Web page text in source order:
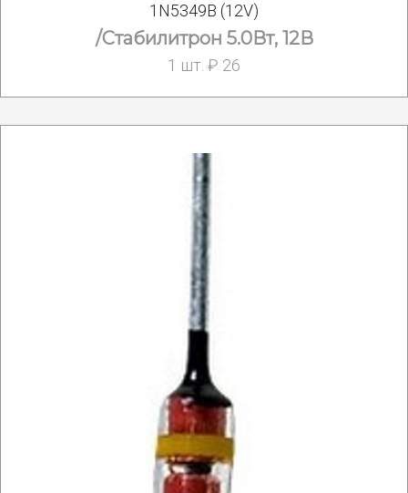
1N5349B (12V)
/Стабилитрон 5.0Вт, 12В
1 шт. ₽ 26